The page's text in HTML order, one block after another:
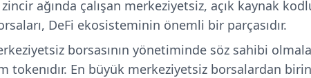
ağında çalışan merkeziyetsiz, açık kaynak
DeFi ekosisteminin önemli bir parçasıdır.
borsasının yönetiminde söz sahibi
tokenıdır. En büyük merkeziyetsiz borsalardan